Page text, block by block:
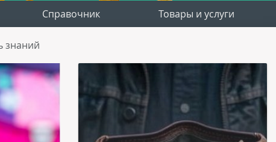
Справочник Товары и услуги
знаний